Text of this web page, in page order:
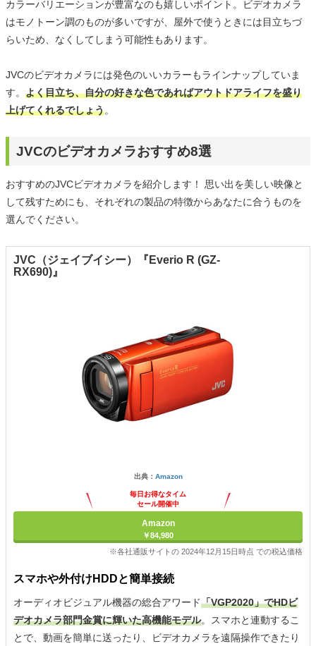
カラーバリエーションが豊富なのも嬉しいポイント。ビデオカメラ
はモノトーン調のものが多いですが、屋外で使うときには目立ちづ
らいため、なくしてしまう可能性もあります。
JVCのビデオカメラには発色のいいカラーもラインナップしていま
す。 よく目立ち、自分の好きな色であればアウトドアライフを盛り
上げてくれるでしょう。
JVCのビデオカメラおすすめ8選
おすすめのJVCビデオカメラを紹介します！ 思い出を美しい映像と
して残すためにも、それぞれの製品の特徴からあなたに合うものを
選んでください。
JVC（ジェイブイシー）『Everio R (GZ-
RX690)』
出典： Amazon
毎日お得なタイム
セール開催中
Amazon
￥84,980
※各社通販サイトの 2024年12月15日時点 での税込価格
スマホや外付けHDDと簡単接続
オーディオビジュアル機器の総合アワード「VGP2020」でHDビ
デオカメラ部門金賞に輝いた高機能モデル。スマホと連動するこ
とで、動画を簡単に送ったり、ビデオカメラを遠隔操作できたり